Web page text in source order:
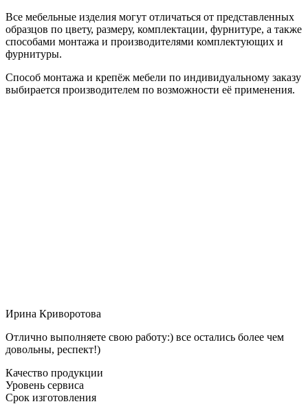
Все мебельные изделия могут отличаться от представленных
образцов по цвету, размеру, комплектации, фурнитуре, а также
способами монтажа и производителями комплектующих и
фурнитуры.
Способ монтажа и крепёж мебели по индивидуальному заказу
выбирается производителем по возможности её применения.
Ирина Криворотова
Отлично выполняете свою работу:) все остались более чем
довольны, респект!)
Качество продукции
Уровень сервиса
Срок изготовления